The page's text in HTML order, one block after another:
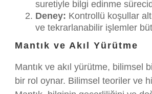
suretiyle bilgi edinme
Deney: Kontrollü koşullar
ve tekrarlanabilir işlemler
Mantık ve Akıl Yürütme
Mantık ve akıl yürütme, bilimsel
bir rol oynar. Bilimsel teoriler ve